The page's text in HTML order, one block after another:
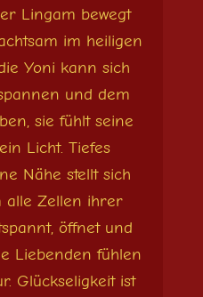
Lingam bewegt
im heiligen
Yoni kann sich
und dem
sie fühlt seine
Licht. Tiefes
Nähe stellt sich
alle Zellen ihrer
öffnet und
Liebenden fühlen
Glückseligkeit ist